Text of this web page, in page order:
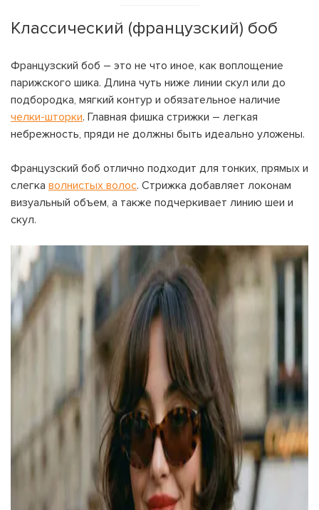
Классический (французский) боб
Французский боб – это не что иное, как воплощение
парижского шика. Длина чуть ниже линии скул или до
подбородка, мягкий контур и обязательное наличие
челки-шторки. Главная фишка стрижки – легкая
небрежность, пряди не должны быть идеально уложены.
Французский боб отлично подходит для тонких, прямых и
слегка волнистых волос. Стрижка добавляет локонам
визуальный объем, а также подчеркивает линию шеи и
скул.